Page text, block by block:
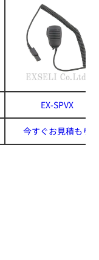
EX-SPVX
今すぐお見積もり